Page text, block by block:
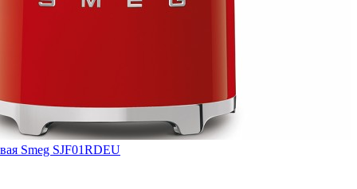
Smeg SJF01RDEU